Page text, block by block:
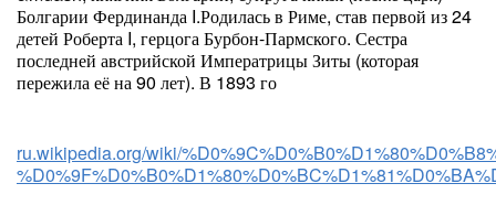
Болгарии Фердинанда I.Родилась в Риме, став первой из 24
детей Роберта I, герцога Бурбон-Пармского. Сестра
последней австрийской Императрицы Зиты (которая
пережила её на 90 лет). В 1893 го
ru.wikipedia.org/wiki/